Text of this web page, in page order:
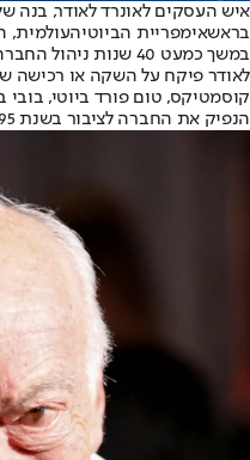
איש העסקים לאונרד לאודר, בנה
בראשאימפריית הביוטיהעולמית,
במשך כמעט 40 שנות
לאודר פיקח על השקה או רכישה
קוסמטיקס, טום פורד ביוטי, בובי
הנפיק את החברה לציבור בשנת 1995.